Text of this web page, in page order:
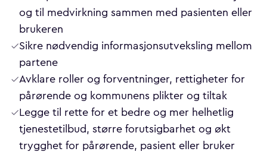
og til medvirkning sammen med pasienten eller
brukeren
Sikre nødvendig informasjonsutveksling mellom
partene
Avklare roller og forventninger, rettigheter for
pårørende og kommunens plikter og tiltak
Legge til rette for et bedre og mer helhetlig
tjenestetilbud, større forutsigbarhet og økt
trygghet for pårørende, pasient eller bruker